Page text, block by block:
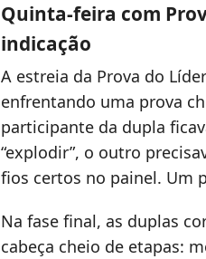
Quinta-feira com
indicação
A estreia da Prova do
enfrentando uma prova
participante da dupla
“explodir”, o outro
fios certos no painel. Um
Na fase final, as duplas
cabeça cheio de etapas: